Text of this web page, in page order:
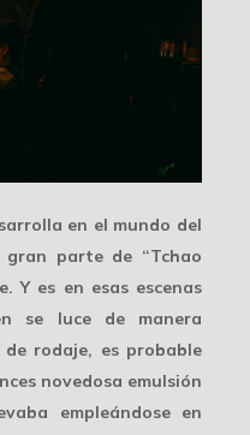
en el mundo del
parte de “Tchao
Y es en esas escenas
se luce de manera
rodaje, es probable
novedosa emulsión
empleándose en